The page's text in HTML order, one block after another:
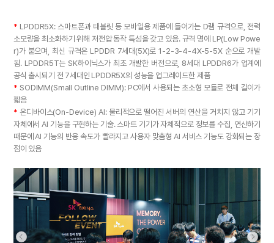
* LPDDR5X: 스마트폰과 태블릿 등 모바일용 제품에 들어가는 D램 규격으로, 전력
소모량을 최소화하기 위해 저전압 동작 특성을 갖고 있음. 규격 명에 LP(Low Powe
r)가 붙으며, 최신 규격은 LPDDR 7세대(5X)로 1-2-3-4-4X-5-5X 순으로 개발
됨. LPDDR5T는 SK하이닉스가 최초 개발한 버전으로, 8세대 LPDDR6가 업계에
공식 출시되기 전 7세대인 LPDDR5X의 성능을 업그레이드한 제품
* SODIMM(Small Outline DIMM): PC에서 사용되는 초소형 모듈로 전체 길이가
짧음
* 온디바이스(On-Device) AI: 물리적으로 떨어진 서버의 연산을 거치지 않고 기기
자체에서 AI 기능을 구현하는 기술. 스마트 기기가 자체적으로 정보를 수집, 연산하기
때문에 AI 기능의 반응 속도가 빨라지고 사용자 맞춤형 AI 서비스 기능도 강화되는 장
점이 있음